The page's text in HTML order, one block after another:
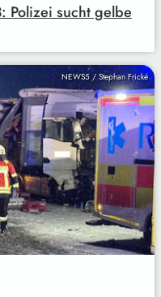
Polizei sucht gelbe
NEWS5 / Stephan Fricke